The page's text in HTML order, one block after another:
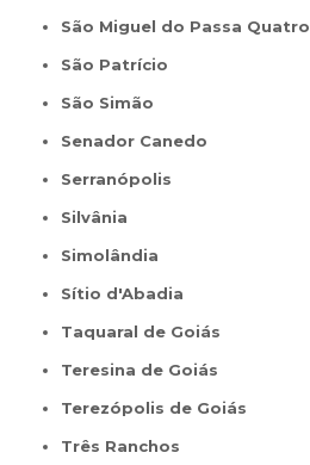
São Miguel do Passa Quatro
São Patrício
São Simão
Senador Canedo
Serranópolis
Silvânia
Simolândia
Sítio d'Abadia
Taquaral de Goiás
Teresina de Goiás
Terezópolis de Goiás
Três Ranchos